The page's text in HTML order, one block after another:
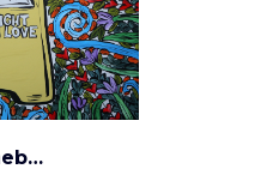
Pozor, hrozí nebezpečí zamilování se